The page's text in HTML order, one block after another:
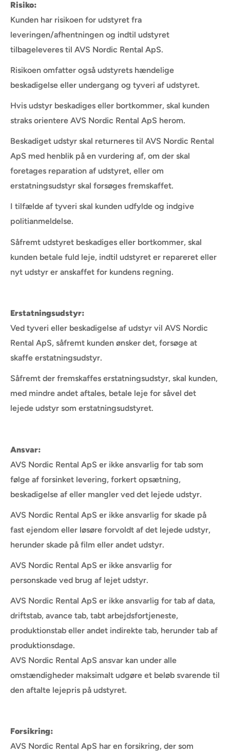
Risiko:
Kunden har risikoen for udstyret fra
leveringen/afhentningen og indtil udstyret
tilbageleveres til AVS Nordic Rental ApS.
Risikoen omfatter også udstyrets hændelige
beskadigelse eller undergang og tyveri af udstyret.
Hvis udstyr beskadiges eller bortkommer, skal kunden
straks orientere AVS Nordic Rental ApS herom.
Beskadiget udstyr skal returneres til AVS Nordic Rental
ApS med henblik på en vurdering af, om der skal
foretages reparation af udstyret, eller om
erstatningsudstyr skal forsøges fremskaffet.
I tilfælde af tyveri skal kunden udfylde og indgive
politianmeldelse.
Såfremt udstyret beskadiges eller bortkommer, skal
kunden betale fuld leje, indtil udstyret er repareret eller
nyt udstyr er anskaffet for kundens regning.
Erstatningsudstyr:
Ved tyveri eller beskadigelse af udstyr vil AVS Nordic
Rental ApS, såfremt kunden ønsker det, forsøge at
skaffe erstatningsudstyr.
Såfremt der fremskaffes erstatningsudstyr, skal kunden,
med mindre andet aftales, betale leje for såvel det
lejede udstyr som erstatningsudstyret.
Ansvar:
AVS Nordic Rental ApS er ikke ansvarlig for tab som
følge af forsinket levering, forkert opsætning,
beskadigelse af eller mangler ved det lejede udstyr.
AVS Nordic Rental ApS er ikke ansvarlig for skade på
fast ejendom eller løsøre forvoldt af det lejede udstyr,
herunder skade på film eller andet udstyr.
AVS Nordic Rental ApS er ikke ansvarlig for
personskade ved brug af lejet udstyr.
AVS Nordic Rental ApS er ikke ansvarlig for tab af data,
driftstab, avance tab, tabt arbejdsfortjeneste,
produktionstab eller andet indirekte tab, herunder tab af
produktionsdage.
AVS Nordic Rental ApS ansvar kan under alle
omstændigheder maksimalt udgøre et beløb svarende til
den aftalte lejepris på udstyret.
Forsikring:
AVS Nordic Rental ApS har en forsikring, der som